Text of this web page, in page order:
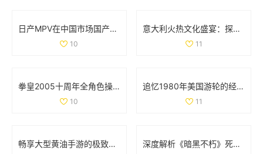
日产MPV在中国市场国产化进程如何？探索背后原因与影响
10
意大利火热文化盛宴：探索美食、艺术与历史的独特魅力
11
拳皇2005十周年全角色操作技巧详解与摇杆指南
10
追忆1980年美国游轮的经典魅力与航海风情
11
畅享大型黄油手游的极致体验，探索IOS平台新世界 深度解析《暗黑不朽》死灵法师召唤流装备与技能全套攻略